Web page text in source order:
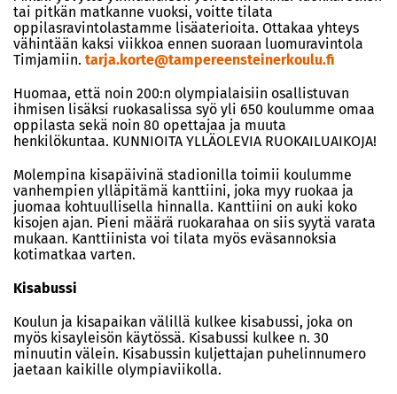
tai pitkän matkanne vuoksi, voitte tilata
oppilasravintolastamme lisäaterioita. Ottakaa yhteys
vähintään kaksi viikkoa ennen suoraan luomuravintola
Timjamiin. tarja.korte@tampereensteinerkoulu.fi
Huomaa, että noin 200:n olympialaisiin osallistuvan
ihmisen lisäksi ruokasalissa syö yli 650 koulumme omaa
oppilasta sekä noin 80 opettajaa ja muuta
henkilökuntaa. KUNNIOITA YLLÄOLEVIA RUOKAILUAIKOJA!
Molempina kisapäivinä stadionilla toimii koulumme
vanhempien ylläpitämä kanttiini, joka myy ruokaa ja
juomaa kohtuullisella hinnalla. Kanttiini on auki koko
kisojen ajan. Pieni määrä ruokarahaa on siis syytä varata
mukaan. Kanttiinista voi tilata myös eväsannoksia
kotimatkaa varten.
Kisabussi
Koulun ja kisapaikan välillä kulkee kisabussi, joka on
myös kisayleisön käytössä. Kisabussi kulkee n. 30
minuutin välein. Kisabussin kuljettajan puhelinnumero
jaetaan kaikille olympiaviikolla.